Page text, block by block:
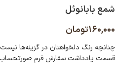
شمع بابانوئل
۱۶۰,۰۰۰تومان
چنانچه رنگ دلخواهتان در گزینه‌ها نیست
قسمت یادداشت سفارش فرم صورتحساب،